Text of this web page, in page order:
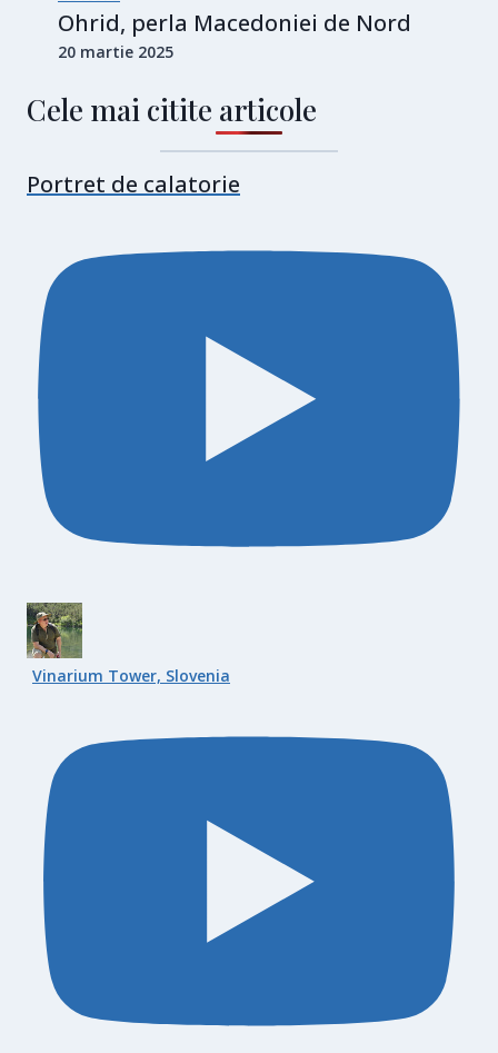
Ohrid, perla Macedoniei de Nord
20 martie 2025
Cele mai citite articole
Portret de calatorie
Vinarium Tower, Slovenia